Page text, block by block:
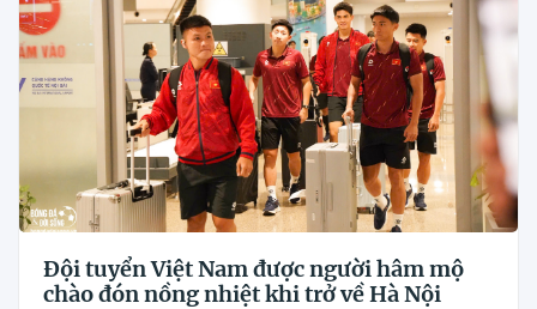
Đội tuyển Việt Nam được người hâm mộ
chào đón nồng nhiệt khi trở về Hà Nội